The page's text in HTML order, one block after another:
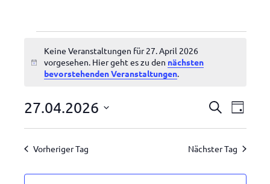
Veranstaltungen
für
April
Hinweis
Keine Veranstaltungen für 27. April 2026
vorgesehen. Hier geht es zu den nächsten
bevorstehenden Veranstaltungen.
Suche
und
SucheTag
27.04.2026
Datum
wählen.
Vorheriger Tag Nächster Tag